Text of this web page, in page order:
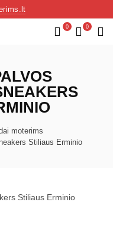
0 0
moterims
Stiliaus Erminio